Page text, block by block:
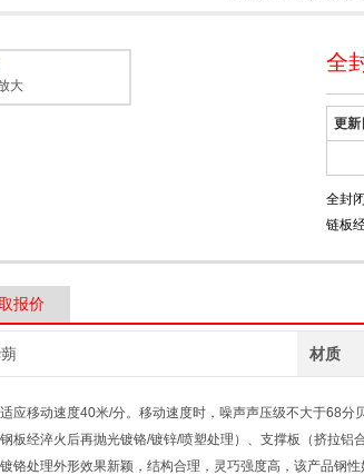
全
更新
全封
链板
大
报价
材质
应移动速度40米/分。移动速度时，噪声声压级不大于68分
板经淬火后再抛光镀铬/镀锌/喷塑处理）、支撑板（挤拉
铬处理外形效果新颖，结构合理，灵巧强度高，该产品钢